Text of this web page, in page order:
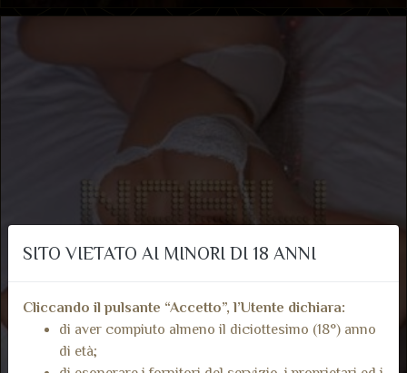
SITO VIETATO AI MINORI DI 18 ANNI
Cliccando il pulsante “Accetto”, l’Utente dichiara:
di aver compiuto almeno il diciottesimo (18°) anno
di età;